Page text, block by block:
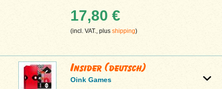
17,80 €
(incl. VAT., plusshipping)
Insider (deutsch)
Oink Games